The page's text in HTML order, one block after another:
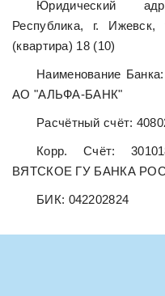
Юридический
Республика, г.
(квартира) 18 (10)
Наименование
АО "АЛЬФА-БАНК"
Расчётный счёт:
Корр. Счёт:
ВЯТСКОЕ ГУ БАНКА
БИК: 042202824